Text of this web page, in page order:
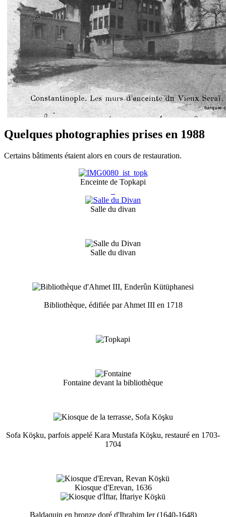
Quelques photographies prises en 1988
Certains bâtiments étaient alors en cours de restauration.
Enceinte de Topkapi
Salle du divan
Salle du divan
Bibliothèque, édifiée par Ahmet III en 1718
Fontaine devant la bibliothèque
Sofa Köşku, parfois appelé Kara Mustafa Köşku, restauré en 1703-
1704
Kiosque d'Erevan, 1636
Baldaquin en bronze doré d'Ibrahim Ier (1640-1648)